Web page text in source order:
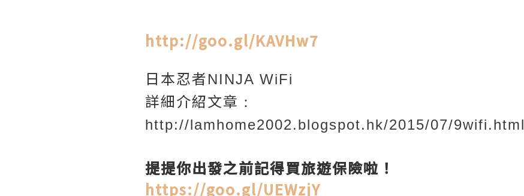
http://goo.gl/KAVHw7
日本忍者NINJA WiFi
詳細介紹文章 ：
http://lamhome2002.blogspot.hk/2015/07/9wifi.html
提提你出發之前記得買旅遊保險啦！
https://goo.gl/UEWzjY